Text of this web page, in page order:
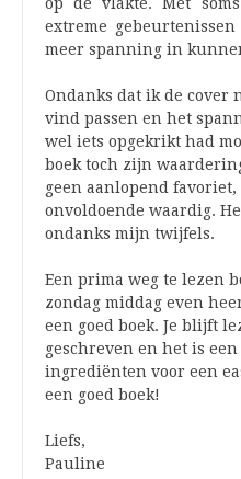
extreme
meer spanning in
Ondanks dat ik de cover
vind passen en het
wel iets opgekrikt had
boek toch zijn
geen aanlopend favoriet,
onvoldoende waardig.
ondanks mijn twijfels.
Een prima weg te lezen
zondag middag even
een goed boek. Je blijft
geschreven en het is
ingrediënten voor een
een goed boek!
Liefs,
Pauline